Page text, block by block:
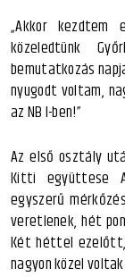
„Akkor
közeledtünk
bemutatkozás
nyugodt voltam,
az NB I-ben!”
Az első osztály
Kitti együttese
egyszerű
veretlenek, hét
Két héttel
nagyon közel